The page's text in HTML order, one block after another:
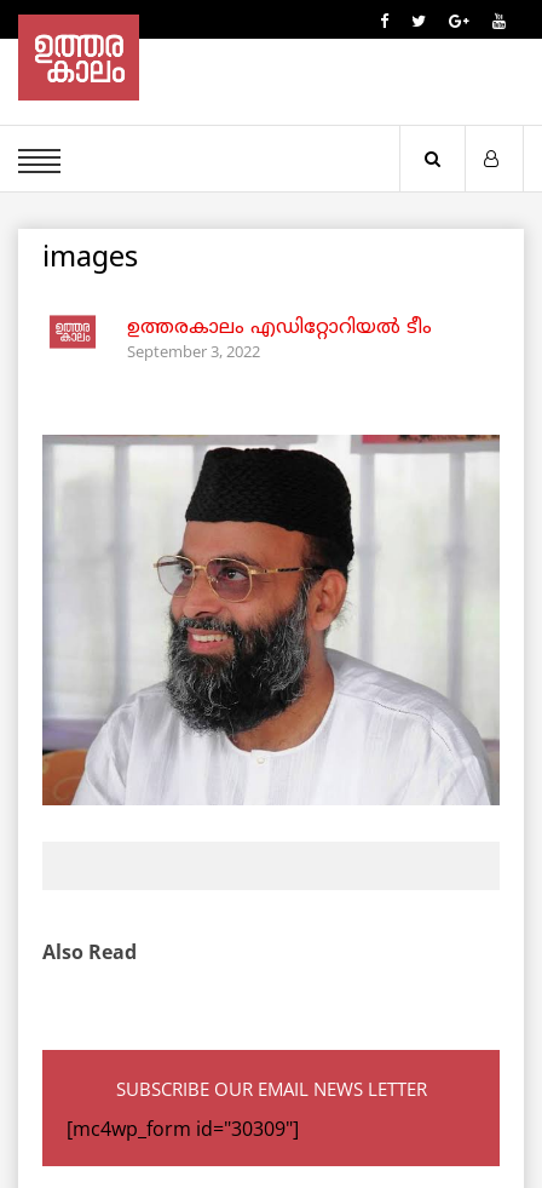
images
ഉത്തരകാലം എഡിറ്റോറിയല്‍ ടീം
September 3, 2022
Also Read
SUBSCRIBE OUR EMAIL NEWS LETTER
[mc4wp_form id="30309"]